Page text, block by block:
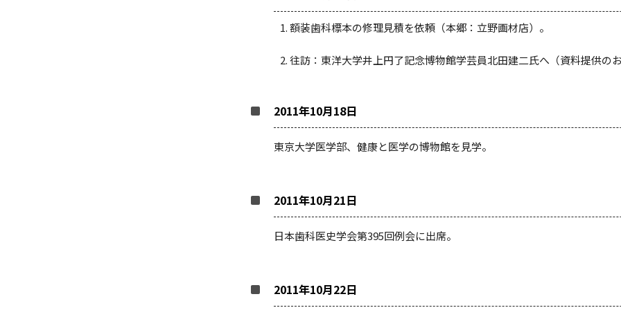
額装歯科標本の修理見積を依頼（本郷：立野画材店）。
往訪：東洋大学井上円了記念博物館学芸員北田建二氏へ（資料提供の
2011年10月18日
東京大学医学部、健康と医学の博物館を見学。
2011年10月21日
日本歯科医史学会第395回例会に出席。
2011年10月22日